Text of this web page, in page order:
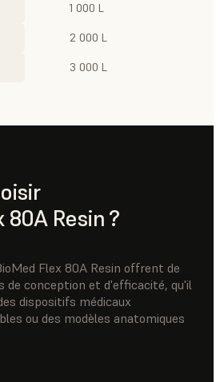
1 000 L
2 000 L
3 000 L
80A Resin ?
Flex 80A Resin offrent de
de conception et d'efficacité, qu'il
dispositifs médicaux
ou des modèles anatomiques